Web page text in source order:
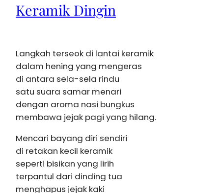
Keramik Dingin
Langkah terseok di lantai keramik
dalam hening yang mengeras
di antara sela-sela rindu
satu suara samar menari
dengan aroma nasi bungkus
membawa jejak pagi yang hilang.
Mencari bayang diri sendiri
di retakan kecil keramik
seperti bisikan yang lirih
terpantul dari dinding tua
menghapus jejak kaki